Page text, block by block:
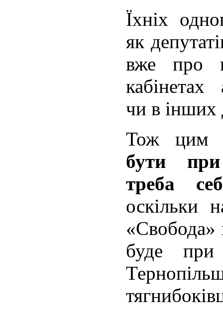
Їхніх
як
вже про
кабінетах
чи в інших
Тож цим
бути
треба
оскільки
«Свобода»
буде при